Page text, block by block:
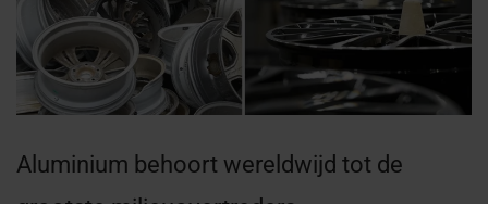
Aluminium behoort wereldwijd tot de